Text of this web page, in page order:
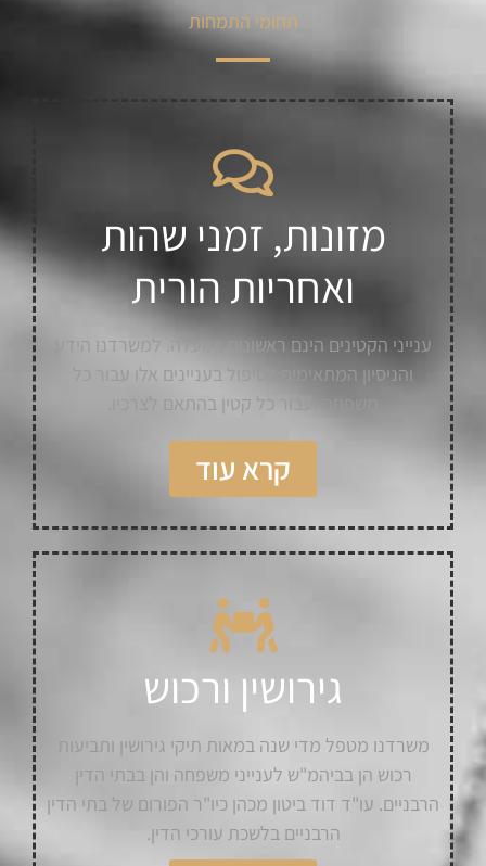
תחומי התמחות
מזונות, זמני שהות
ואחריות הורית
ענייני הקטינים הינם ראשונים במעלה. למשרדנו הידע
והניסיון המתאימים לטיפול בעניינים אלו עבור כל
משפחה ועבור כל קטין בהתאם לצרכיו.
קרא עוד
גירושין ורכוש
משרדנו מטפל מדי שנה במאות תיקי גירושין ותביעות
רכוש הן בביהמ"ש לענייני משפחה והן בבתי הדין
הרבניים. עו"ד דוד ביטון מכהן כיו"ר הפורום של בתי הדין
הרבניים בלשכת עורכי הדין.